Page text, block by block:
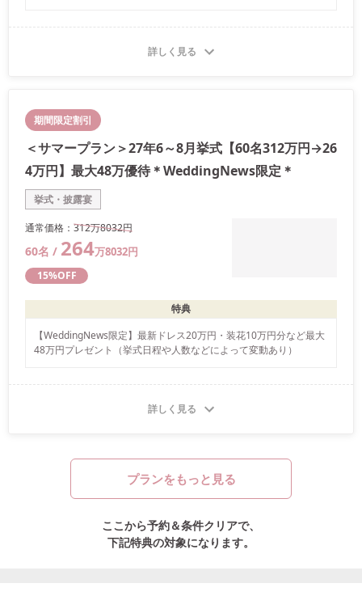
詳しく見る
期間限定割引
＜サマープラン＞27年6～8月挙式【60名312万円→26
4万円】最大48万優待＊WeddingNews限定＊
挙式・披露宴
通常価格： 312万8032円
60名 / 264万8032円
15%OFF
特典
【WeddingNews限定】最新ドレス20万円・装花10万円分など最大
48万円プレゼント（挙式日程や人数などによって変動あり）
詳しく見る
プランをもっと見る
ここから予約＆条件クリアで、
下記特典の対象になります。